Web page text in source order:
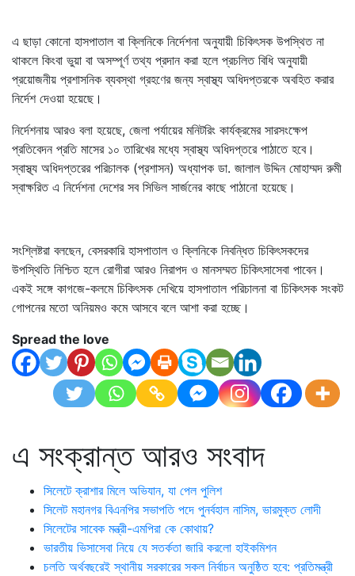
এ ছাড়া কোনো হাসপাতাল বা ক্লিনিকে নির্দেশনা অনুযায়ী চিকিৎসক উপস্থিত না
থাকলে কিংবা ভুয়া বা অসম্পূর্ণ তথ্য প্রদান করা হলে প্রচলিত বিধি অনুযায়ী
প্রয়োজনীয় প্রশাসনিক ব্যবস্থা গ্রহণের জন্য স্বাস্থ্য অধিদপ্তরকে অবহিত করার
নির্দেশ দেওয়া হয়েছে।
নির্দেশনায় আরও বলা হয়েছে, জেলা পর্যায়ের মনিটরিং কার্যক্রমের সারসংক্ষেপ
প্রতিবেদন প্রতি মাসের ১০ তারিখের মধ্যে স্বাস্থ্য অধিদপ্তরে পাঠাতে হবে।
স্বাস্থ্য অধিদপ্তরের পরিচালক (প্রশাসন) অধ্যাপক ডা. জালাল উদ্দিন মোহাম্মদ রুমী
স্বাক্ষরিত এ নির্দেশনা দেশের সব সিভিল সার্জনের কাছে পাঠানো হয়েছে।
সংশ্লিষ্টরা বলছেন, বেসরকারি হাসপাতাল ও ক্লিনিকে নিবন্ধিত চিকিৎসকদের
উপস্থিতি নিশ্চিত হলে রোগীরা আরও নিরাপদ ও মানসম্মত চিকিৎসাসেবা পাবেন।
একই সঙ্গে কাগজে-কলমে চিকিৎসক দেখিয়ে হাসপাতাল পরিচালনা বা চিকিৎসক সংকট
গোপনের মতো অনিয়মও কমে আসবে বলে আশা করা হচ্ছে।
Spread the love
এ সংক্রান্ত আরও সংবাদ
সিলেটে ক্রাশার মিলে অভিযান, যা পেল পুলিশ
সিলেট মহানগর বিএনপির সভাপতি পদে পুনর্বহাল নাসিম, ভারমুক্ত লোদী
সিলেটের সাবেক মন্ত্রী-এমপিরা কে কোথায়?
ভারতীয় ভিসাসেবা নিয়ে যে সতর্কতা জারি করলো হাইকমিশন
চলতি অর্থবছরেই স্থানীয় সরকারের সকল নির্বাচন অনুষ্ঠিত হবে: প্রতিমন্ত্রী